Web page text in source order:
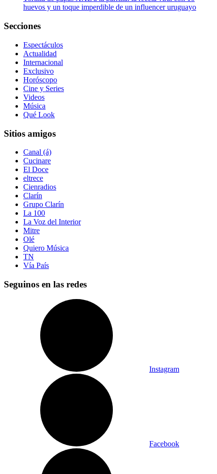
huevos y un toque imperdible de un influencer uruguayo
Secciones
Espectáculos
Actualidad
Internacional
Exclusivo
Horóscopo
Cine y Series
Videos
Música
Qué Look
Sitios amigos
Canal (á)
Cucinare
El Doce
eltrece
Cienradios
Clarín
Grupo Clarín
La 100
La Voz del Interior
Mitre
Olé
Quiero Música
TN
Vía País
Seguinos en las redes
Instagram
Facebook